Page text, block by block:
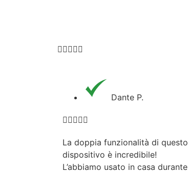

Dante P.

La doppia funzionalità di questo
dispositivo è incredibile!
L’abbiamo usato in casa durante